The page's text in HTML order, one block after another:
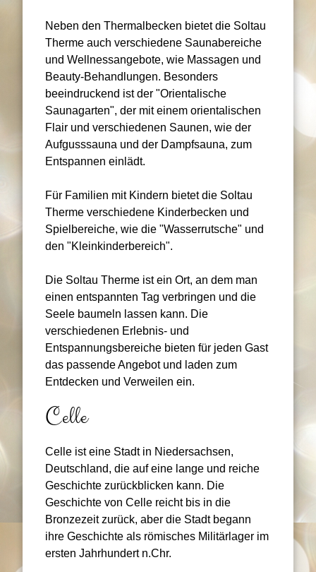
Neben den Thermalbecken bietet die Soltau
Therme auch verschiedene Saunabereiche
und Wellnessangebote, wie Massagen und
Beauty-Behandlungen. Besonders
beeindruckend ist der "Orientalische
Saunagarten", der mit einem orientalischen
Flair und verschiedenen Saunen, wie der
Aufgusssauna und der Dampfsauna, zum
Entspannen einlädt.
Für Familien mit Kindern bietet die Soltau
Therme verschiedene Kinderbecken und
Spielbereiche, wie die "Wasserrutsche" und
den "Kleinkinderbereich".
Die Soltau Therme ist ein Ort, an dem man
einen entspannten Tag verbringen und die
Seele baumeln lassen kann. Die
verschiedenen Erlebnis- und
Entspannungsbereiche bieten für jeden Gast
das passende Angebot und laden zum
Entdecken und Verweilen ein.
Celle
Celle ist eine Stadt in Niedersachsen,
Deutschland, die auf eine lange und reiche
Geschichte zurückblicken kann. Die
Geschichte von Celle reicht bis in die
Bronzezeit zurück, aber die Stadt begann
ihre Geschichte als römisches Militärlager im
ersten Jahrhundert n.Chr.